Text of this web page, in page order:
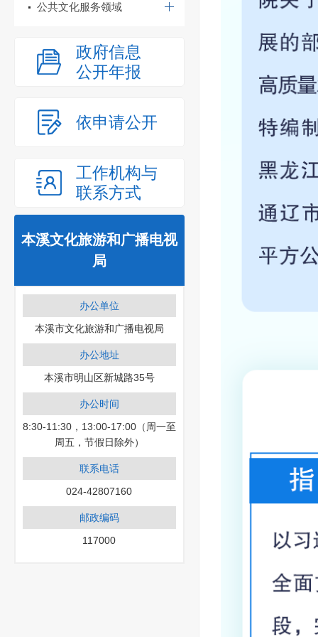
公共文化服务领域
政府信息
公开年报
依申请公开
工作机构与
联系方式
本溪文化旅游和广播电视
局
办公单位
本溪市文化旅游和广播电视局
办公地址
本溪市明山区新城路35号
办公时间
8:30-11:30，13:00-17:00（周一至
周五，节假日除外）
联系电话
024-42807160
邮政编码
117000